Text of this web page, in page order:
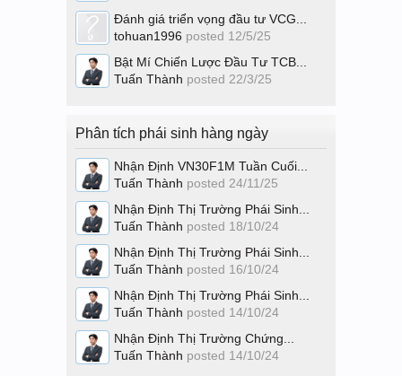
Đánh giá triển vọng đầu tư VCG...
tohuan1996 posted 12/5/25
Bật Mí Chiến Lược Đầu Tư TCB...
Tuấn Thành posted 22/3/25
Phân tích phái sinh hàng ngày
Nhận Định VN30F1M Tuần Cuối...
Tuấn Thành posted 24/11/25
Nhận Định Thị Trường Phái Sinh...
Tuấn Thành posted 18/10/24
Nhận Định Thị Trường Phái Sinh...
Tuấn Thành posted 16/10/24
Nhận Định Thị Trường Phái Sinh...
Tuấn Thành posted 14/10/24
Nhận Định Thị Trường Chứng...
Tuấn Thành posted 14/10/24